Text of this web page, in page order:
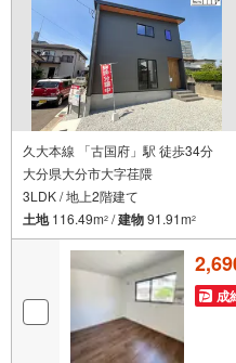
久大本線 「古国府」駅 徒歩34分
大分県大分市大字荏隈
3LDK / 地上2階建て
土地116.49m2 /建物91.91m2
成